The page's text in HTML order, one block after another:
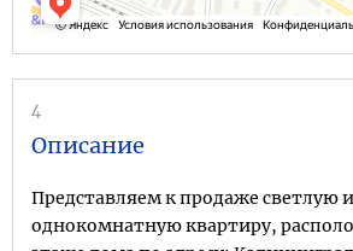
4
Описание
Представляем к продаже светлую
однокомнатную квартиру,